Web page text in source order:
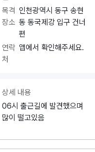
목격
장소
인천광역시 동구 송현
동 동국제강 입구 건너
편
연락
처
앱에서 확인해주세요.
상세 내용
06시 출근길에 발견했으며
많이 떨고있음